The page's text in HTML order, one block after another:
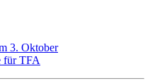
3. Oktober
für TFA